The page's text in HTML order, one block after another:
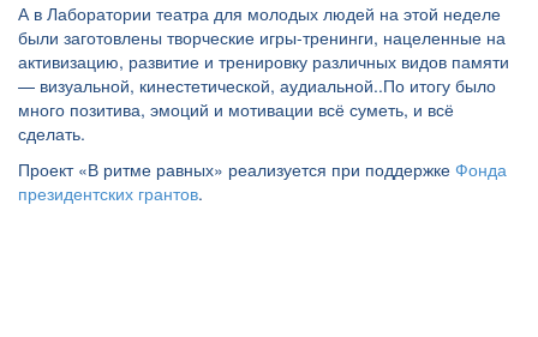
А в Лаборатории театра для молодых людей на этой неделе
были заготовлены творческие игры-тренинги, нацеленные на
активизацию, развитие и тренировку различных видов памяти
— визуальной, кинестетической, аудиальной..По итогу было
много позитива, эмоций и мотивации всё суметь, и всё
сделать.
Проект «В ритме равных» реализуется при поддержке Фонда
президентских грантов.